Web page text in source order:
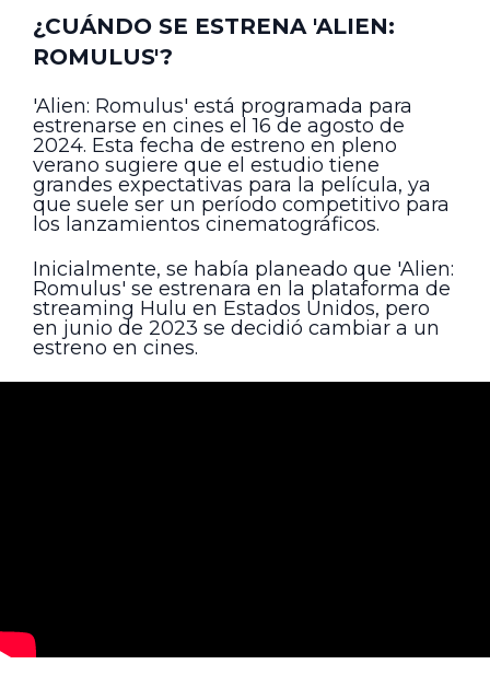
¿CUÁNDO SE ESTRENA 'ALIEN:
ROMULUS'?
'Alien: Romulus' está programada para
estrenarse en cines el 16 de agosto de
2024. Esta fecha de estreno en pleno
verano sugiere que el estudio tiene
grandes expectativas para la película, ya
que suele ser un período competitivo para
los lanzamientos cinematográficos.
Inicialmente, se había planeado que 'Alien:
Romulus' se estrenara en la plataforma de
streaming Hulu en Estados Unidos, pero
en junio de 2023 se decidió cambiar a un
estreno en cines.